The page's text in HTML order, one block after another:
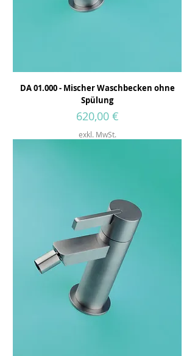
DA 01.000 - Mischer Waschbecken ohne
Spülung
Preis
620,00 €
exkl. MwSt.